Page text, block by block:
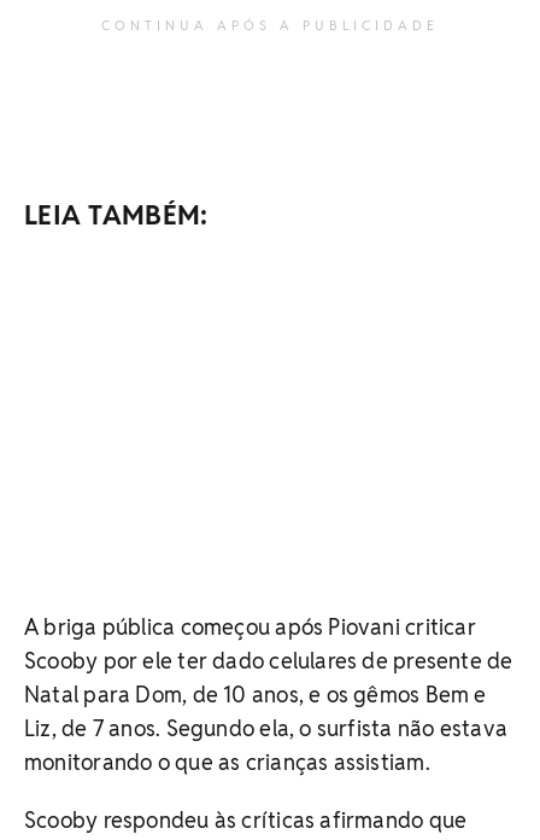
CONTINUA APÓS A PUBLICIDADE
LEIA TAMBÉM:
A briga pública começou após Piovani criticar
Scooby por ele ter dado celulares de presente de
Natal para Dom, de 10 anos, e os gêmos Bem e
Liz, de 7 anos. Segundo ela, o surfista não estava
monitorando o que as crianças assistiam.
Scooby respondeu às críticas afirmando que